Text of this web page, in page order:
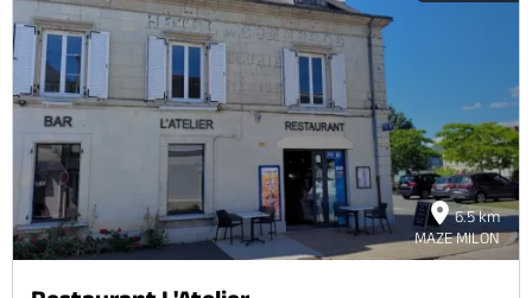
6.5 km
MAZE MILON